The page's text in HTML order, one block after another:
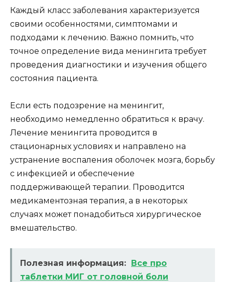
Каждый класс заболевания характеризуется
своими особенностями, симптомами и
подходами к лечению. Важно помнить, что
точное определение вида менингита требует
проведения диагностики и изучения общего
состояния пациента.
Если есть подозрение на менингит,
необходимо немедленно обратиться к врачу.
Лечение менингита проводится в
стационарных условиях и направлено на
устранение воспаления оболочек мозга, борьбу
с инфекцией и обеспечение
поддерживающей терапии. Проводится
медикаментозная терапия, а в некоторых
случаях может понадобиться хирургическое
вмешательство.
Полезная информация: Все про
таблетки МИГ от головной боли